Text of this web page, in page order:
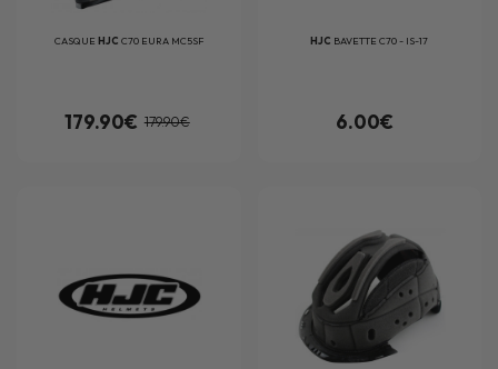
CASQUE HJC C70 EURA MC5SF
179.90€ 179.90€
HJC BAVETTE C70 - IS-17
6.00€